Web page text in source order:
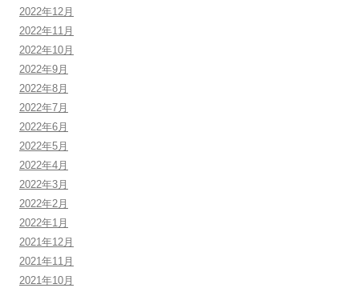
2022年12月
2022年11月
2022年10月
2022年9月
2022年8月
2022年7月
2022年6月
2022年5月
2022年4月
2022年3月
2022年2月
2022年1月
2021年12月
2021年11月
2021年10月